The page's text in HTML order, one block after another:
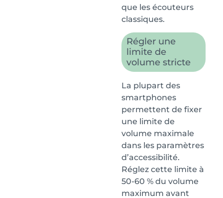
que les écouteurs
classiques.
Régler une
limite de
volume stricte
La plupart des
smartphones
permettent de fixer
une limite de
volume maximale
dans les paramètres
d’accessibilité.
Réglez cette limite à
50-60 % du volume
maximum avant